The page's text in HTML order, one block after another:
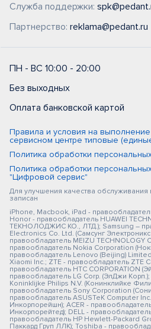
Служба поддержки:
Партнерство: reklama@pedant.ru
ПН - ВС 10:00 - 20:00
Без выходных
Оплата банковской картой
Правила и условия на
сервисном центре типовые
Политика обработки
Политика обработки
"Цифровой сервис"
Для улучшения качества
записан
iPhone, Macbook, iPad -
Honor - правообладатель HUAWEI
ТЕКНОЛОДЖИС КО., ЛТД.); Samsung –
Electronics Co. Ltd. (Самсунг Электроникс
правообладатель MEIZU TECHNOLOGY
правообладатель Nokia Corporation
правообладатель Lenovo (Beijing)
Xiaomi Inc.; ZTE - правообладатель ZTE
правообладатель HTC CORPORATION
правообладатель LG Corp. (ЭлДжи
Koninklijke Philips N.V. (Конинклийке
правообладатель Sony Corporation
правообладатель ASUSTeK Computer
Инкорпорейшн); ACER -
Инкорпорейтед); DELL -
правообладатель HP Hewlett-Packard
Паккард Груп ЛЛК); Toshiba -